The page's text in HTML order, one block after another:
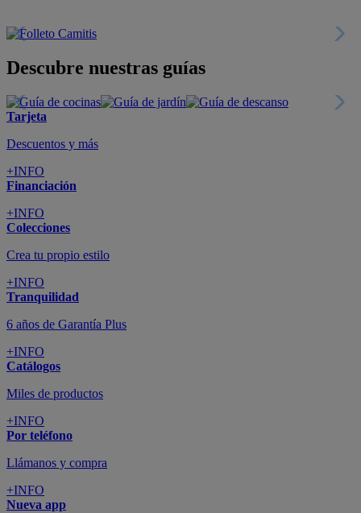
Descubre nuestras guías
Tarjeta
Descuentos y más
+INFO
Financiación
+INFO
Colecciones
Crea tu propio estilo
+INFO
Tranquilidad
6 años de Garantía Plus
+INFO
Catálogos
Miles de productos
+INFO
Por teléfono
Llámanos y compra
+INFO
Nueva app